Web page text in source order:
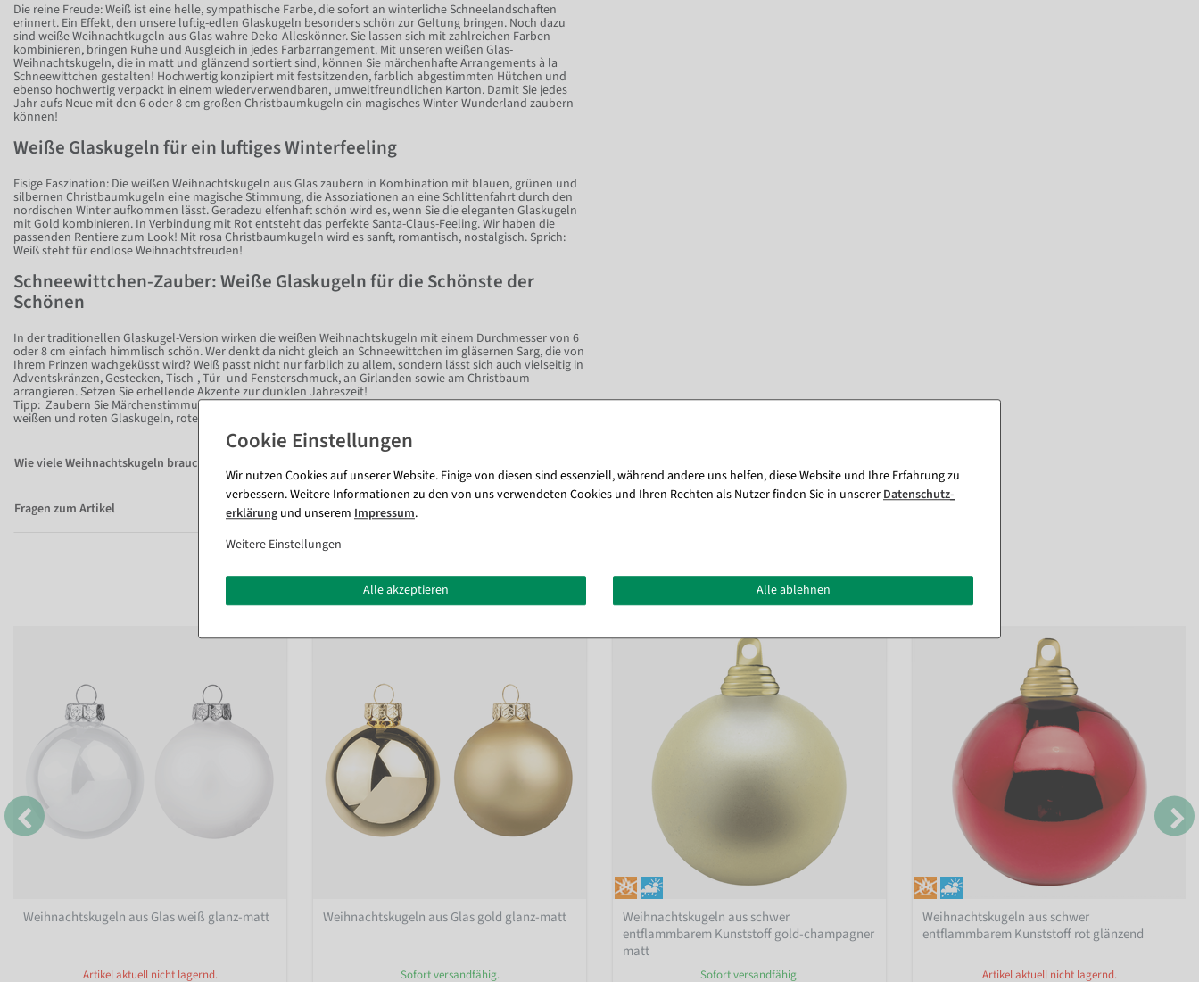
Die reine Freude: Weiß ist eine helle, sympathische Farbe, die sofort an winterliche Schneelandschaften
erinnert. Ein Effekt, den unsere luftig-edlen Glaskugeln besonders schön zur Geltung bringen. Noch dazu
sind weiße Weihnachtkugeln aus Glas wahre Deko-Alleskönner. Sie lassen sich mit zahlreichen Farben
kombinieren, bringen Ruhe und Ausgleich in jedes Farbarrangement. Mit unseren weißen Glas-
Weihnachtskugeln, die in matt und glänzend sortiert sind, können Sie märchenhafte Arrangements à la
Schneewittchen gestalten! Hochwertig konzipiert mit festsitzenden, farblich abgestimmten Hütchen und
ebenso hochwertig verpackt in einem wiederverwendbaren, umweltfreundlichen Karton. Damit Sie jedes
Jahr aufs Neue mit den 6 oder 8 cm großen Christbaumkugeln ein magisches Winter-Wunderland zaubern
können!
Weiße Glaskugeln für ein luftiges Winterfeeling
Eisige Faszination: Die weißen Weihnachtskugeln aus Glas zaubern in Kombination mit blauen, grünen und
silbernen Christbaumkugeln eine magische Stimmung, die Assoziationen an eine Schlittenfahrt durch den
nordischen Winter aufkommen lässt. Geradezu elfenhaft schön wird es, wenn Sie die eleganten Glaskugeln
mit Gold kombinieren. In Verbindung mit Rot entsteht das perfekte Santa-Claus-Feeling. Wir haben die
passenden Rentiere zum Look! Mit rosa Christbaumkugeln wird es sanft, romantisch, nostalgisch. Sprich:
Weiß steht für endlose Weihnachtsfreuden!
Schneewittchen-Zauber: Weiße Glaskugeln für die Schönste der
Schönen
In der traditionellen Glaskugel-Version wirken die weißen Weihnachtskugeln mit einem Durchmesser von 6
oder 8 cm einfach himmlisch schön. Wer denkt da nicht gleich an Schneewittchen im gläsernen Sarg, die von
Ihrem Prinzen wachgeküsst wird? Weiß passt nicht nur farblich zu allem, sondern lässt sich auch vielseitig in
Adventskränzen, Gestecken, Tisch-, Tür- und Fensterschmuck, an Girlanden sowie am Christbaum
arrangieren. Setzen Sie erhellende Akzente zur dunklen Jahreszeit!
Tipp: Zaubern Sie Märchenstimmung auf Ihre Festtafel und bestücken Sie eine silberne Deko-Etagere mit
weißen und roten Glaskugeln, roten Dekorosen, Beeren-Ranken und unseren weißen Deko-Äpfeln!
Wie viele Weihnachtskugeln brauche ich für welchen Baum?
Fragen zum Artikel
Passende Artikel zu diesem Produkt (8)
Weihnachtskugeln aus Glas weiß glanz-matt
Artikel aktuell nicht lagernd.
Weihnachtskugeln aus Glas gold glanz-matt
Sofort versandfähig.
Weihnachtskugeln aus schwer
entflammbarem Kunststoff gold-champagner
matt
Sofort versandfähig.
Weihnachtskugeln aus schwer
entflammbarem Kunststoff rot glänzend
Artikel aktuell nicht lagernd.
Wir nutzen Cookies auf unserer Website. Einige von diesen sind essenziell, während andere uns helfen, diese Website und Ihre Erfahrung zu
verbessern. Weitere Informationen zu den von uns verwendeten Cookies und Ihren Rechten als Nutzer finden Sie in unserer Daten­schutz­
erklärung und unserem Impressum.
Weitere Einstellungen
Alle akzeptieren Alle ablehnen